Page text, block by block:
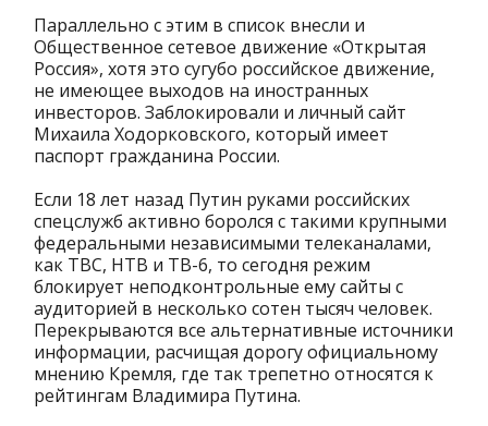
Параллельно с этим в список внесли и
Общественное сетевое движение «Открытая
Россия», хотя это сугубо российское движение,
не имеющее выходов на иностранных
инвесторов. Заблокировали и личный сайт
Михаила Ходорковского, который имеет
паспорт гражданина России.
Если 18 лет назад Путин руками российских
спецслужб активно боролся с такими крупными
федеральными независимыми телеканалами,
как ТВС, НТВ и ТВ-6, то сегодня режим
блокирует неподконтрольные ему сайты с
аудиторией в несколько сотен тысяч человек.
Перекрываются все альтернативные источники
информации, расчищая дорогу официальному
мнению Кремля, где так трепетно относятся к
рейтингам Владимира Путина.